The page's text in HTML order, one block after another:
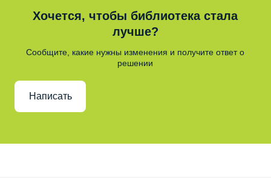
Хочется, чтобы библиотека стала
лучше?
Сообщите, какие нужны изменения и получите ответ о
решении
Написать